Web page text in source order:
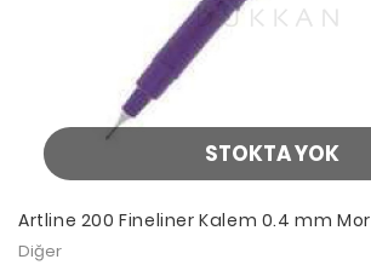
STOKTA YOK
Artline 200 Fineliner Kalem 0.4 mm Mor
Diğer